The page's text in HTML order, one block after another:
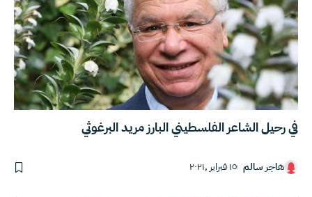
في رحيل الشاعر الفلسطيني البارز مريد البرغوثي
هاجر سالم ١٥ فبراير ,٢٠٢١